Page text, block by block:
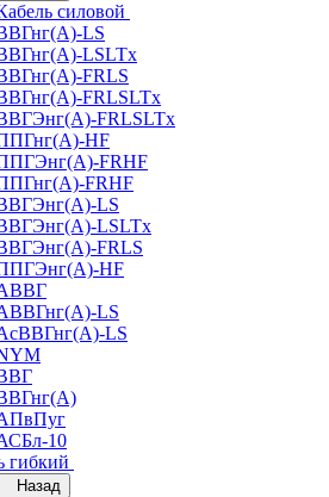
силовой
LS
LSLTx
FRLS
FRLSLTx
FRLSLTx
HF
FRHF
FRHF
LS
LSLTx
FRLS
HF
LS
LS
10
гибкий
Назад